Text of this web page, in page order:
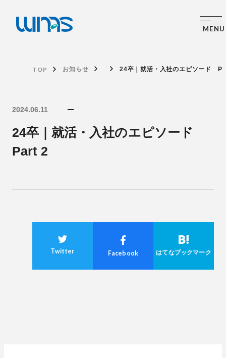
TOP お知らせ 24卒｜就活・入社のエピソード
2024.06.11
24卒｜就活・入社のエピソード
Part 2
Twitter Facebook はてなブックマーク